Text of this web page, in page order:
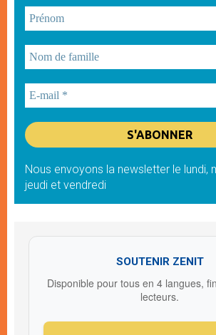
Nous envoyons la newsletter le lundi,
jeudi et vendredi
SOUTENIR ZENIT
Disponible pour tous en 4 langues,
lecteurs.